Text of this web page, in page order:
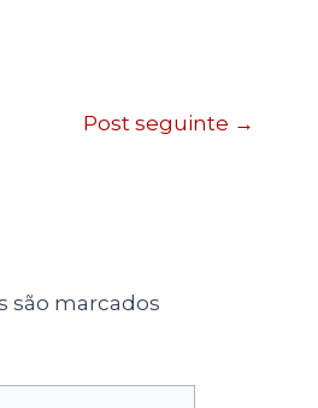
Post seguinte →
são marcados